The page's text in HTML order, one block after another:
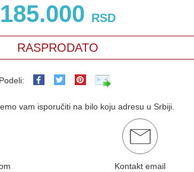
185.000 RSD
RASPRODATO
Podeli:
vam isporučiti na bilo koju adresu u Srbiji.
Kontakt email